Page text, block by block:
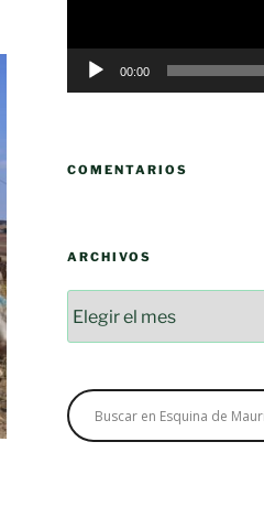
00:00
COMENTARIOS
ARCHIVOS